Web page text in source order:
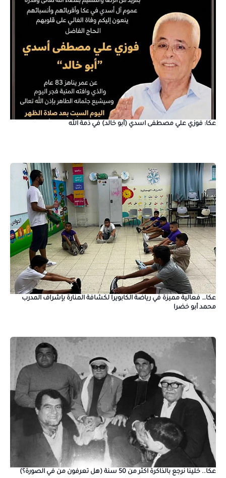
عكا: فوزي علي مصطفى اسدي (أبو خالد) في ذمة الله
عكا… فعالية مميزة في رياضة الكابويرا لكشافة المنارة بإشراف المدرب
محمد أبو خضرا
عكا.. خلينا نرجع بالذاكرة اكثر من 50 سنة (هل تعرفون من في الصورة؟)